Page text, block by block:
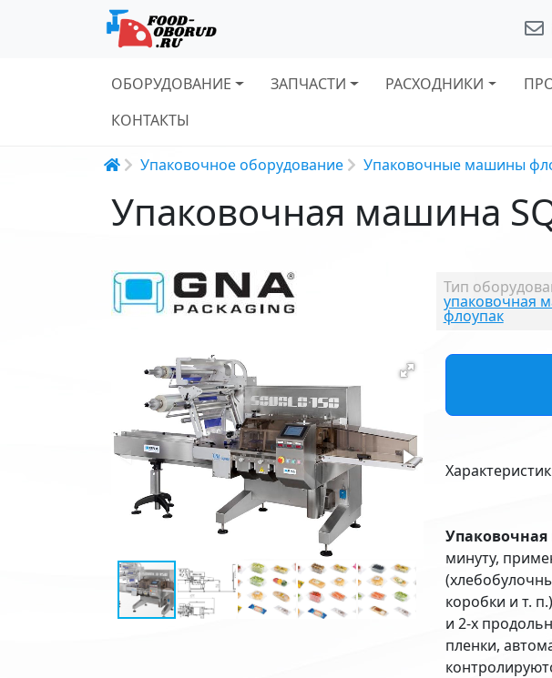
Основная навигация
ОБОРУДОВАНИЕ ЗАПЧАСТИ РАСХОДНИКИ
КОНТАКТЫ
Строка навигации
Упаковочное оборудование Упаковочные машины
Упаковочная машина
Тип
упаковочная
флоупак
минуту,
коробки и т.
и 2-х
пленки,